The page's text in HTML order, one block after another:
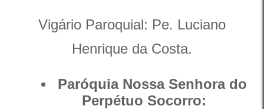
Vigário Paroquial: Pe. Luciano
Henrique da Costa.
Paróquia Nossa Senhora do
Perpétuo Socorro: